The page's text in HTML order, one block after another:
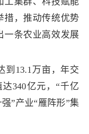
措，推动传统优势
一条农业高效发展
13.1万亩，年交
340亿元，“千亿
”产业“雁阵形”集